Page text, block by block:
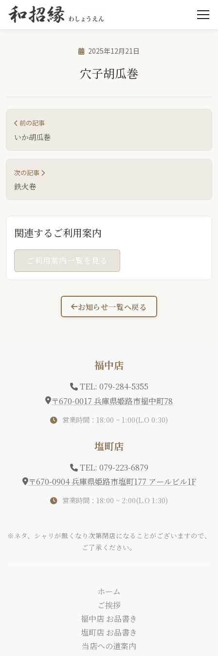
2025年12月21日
穴子胡瓜巻
前の記事
いか胡瓜巻
次の記事
鉄火卷
関連するご利用案内
ご利用案内一覧を見る
お知らせ一覧へ戻る
福中店
TEL: 079-284-5355
〒670-0017 兵庫県姫路市福中町78
営業時間：18:00 ~ 1:00(L.O 0:30)
塩町店
TEL: 079-223-6879
〒670-0904 兵庫県姫路市塩町177 アールビル1F
営業時間：18:00 ~ 2:00(L.O 1:30)
※ネタ、シャリが無くなり次第閉店になることがございますので、
ご了承ください。
ホーム
ご挨拶
福中店 お品書き
塩町店 お品書き
当店への道案内